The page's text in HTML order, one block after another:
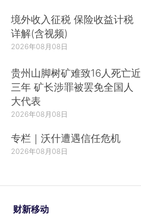
境外收入征税 保险收益计税
详解(含视频)
2026年08月08日
贵州山脚树矿难致16人死亡近
三年 矿长涉罪被罢免全国人
大代表
2026年08月08日
专栏｜沃什遭遇信任危机
2026年08月08日
财新移动